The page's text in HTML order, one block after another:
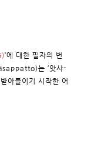
’에 대한 필자의 번
는 ‘앗사-
아들이기 시작한 어